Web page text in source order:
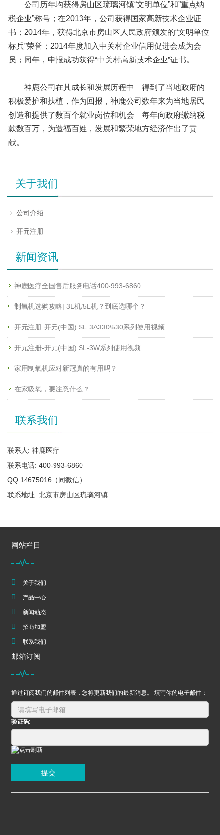
公司历年均获得房山区琉璃河镇“文明单位”和”重点纳
税企业”称号；在2013年，公司获得国家高新技术企业证
书；2014年，获得北京市房山区人民政府颁发的“文明单位
标兵”荣誉；2014年度加入中关村企业信用促进会成为会
员；同年，申报成功获得“中关村高新技术企业”证书。
神鹿公司在其成长和发展历程中，得到了当地政府的
积极爱护和扶植，作为回报，神鹿公司数年来为当地居民
创造和提供了数百个就业岗位和机会，每年向政府缴纳税
款数百万，为造福百姓，发展和繁荣地方经济作出了贡
献。
关于我们
公司介绍
开元注册
新闻资讯
神鹿医疗全国售后服务电话400-993-6860
制氧机选购攻略| 3L机/5L机？到底选哪个？
开元注册-开元(中国) SL-3A330/530系列使用视频
开元注册-开元(中国) SL-3W系列使用视频
家用制氧机应对新冠真的有用吗？
在家吸氧，要注意什么？
联系我们
联系人: 神鹿医疗
联系电话: 400-993-6860
QQ:14675016（同微信）
联系地址: 北京市房山区琉璃河镇
网站栏目
关于我们
产品中心
新闻动态
招商加盟
联系我们
邮箱订阅
通过订阅我们的邮件列表，您将更新我们的最新消息。 填写你的电子邮件：
验证码:
提交